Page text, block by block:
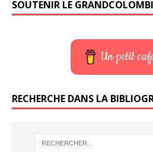
SOUTENIR LE
Un petit
RECHERCHE DANS LA